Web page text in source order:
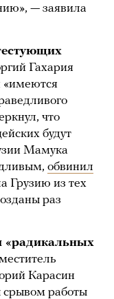
— заявила
Гахария
«имеются
что
будут
Мамука
обвинил
Грузию из тех
раз
«радикальных
Карасин
срывом работы